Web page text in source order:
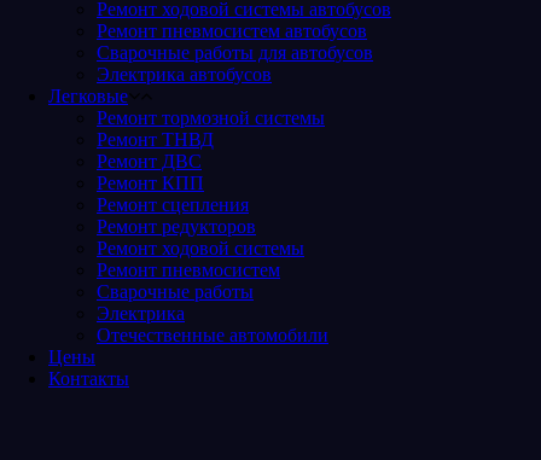
Ремонт ходовой системы автобусов
Ремонт пневмосистем автобусов
Сварочные работы для автобусов
Электрика автобусов
Легковые
Ремонт тормозной системы
Ремонт ТНВД
Ремонт ДВС
Ремонт КПП
Ремонт сцепления
Ремонт редукторов
Ремонт ходовой системы
Ремонт пневмосистем
Сварочные работы
Электрика
Отечественные автомобили
Цены
Контакты